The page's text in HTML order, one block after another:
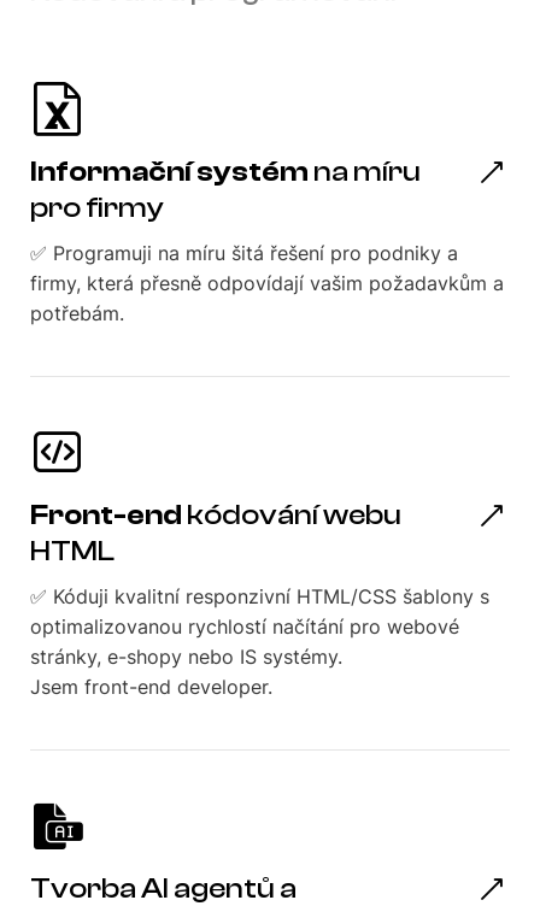
Informační systém na míru
pro firmy
✅ Programuji na míru šitá řešení pro podniky a
firmy, která přesně odpovídají vašim požadavkům a
potřebám.
Front-end kódování webu
HTML
✅ Kóduji kvalitní responzivní HTML/CSS šablony s
optimalizovanou rychlostí načítání pro webové
stránky, e-shopy nebo IS systémy.
Jsem front-end developer.
Tvorba AI agentů a